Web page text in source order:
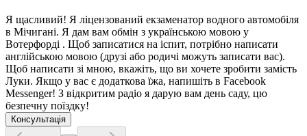
Я щасливий! Я ліцензований екзаменатор водного автомобіля
в Мічигані. Я дам вам обмін з українською мовою у
Вотерфорді . Щоб записатися на іспит, потрібно написати
англійською мовою (друзі або родичі можуть записати вас).
Щоб написати зі мною, вкажіть, що ви хочете зробити замість
Луки. Якщо у вас є додаткова їжа, напишіть в Facebook
Messenger! З відкритим радіо я дарую вам день саду, цю
безпечну поїздку!
Консультація